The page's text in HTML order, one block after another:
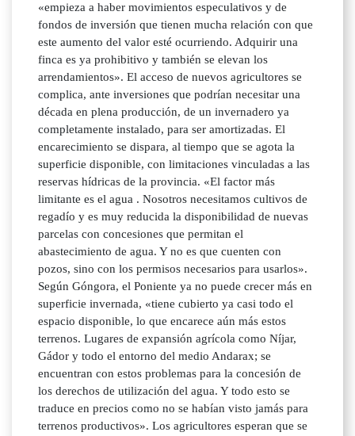
«empieza a haber movimientos especulativos y de
fondos de inversión que tienen mucha relación con que
este aumento del valor esté ocurriendo. Adquirir una
finca es ya prohibitivo y también se elevan los
arrendamientos». El acceso de nuevos agricultores se
complica, ante inversiones que podrían necesitar una
década en plena producción, de un invernadero ya
completamente instalado, para ser amortizadas. El
encarecimiento se dispara, al tiempo que se agota la
superficie disponible, con limitaciones vinculadas a las
reservas hídricas de la provincia. «El factor más
limitante es el agua . Nosotros necesitamos cultivos de
regadío y es muy reducida la disponibilidad de nuevas
parcelas con concesiones que permitan el
abastecimiento de agua. Y no es que cuenten con
pozos, sino con los permisos necesarios para usarlos».
Según Góngora, el Poniente ya no puede crecer más en
superficie invernada, «tiene cubierto ya casi todo el
espacio disponible, lo que encarece aún más estos
terrenos. Lugares de expansión agrícola como Níjar,
Gádor y todo el entorno del medio Andarax; se
encuentran con estos problemas para la concesión de
los derechos de utilización del agua. Y todo esto se
traduce en precios como no se habían visto jamás para
terrenos productivos». Los agricultores esperan que se